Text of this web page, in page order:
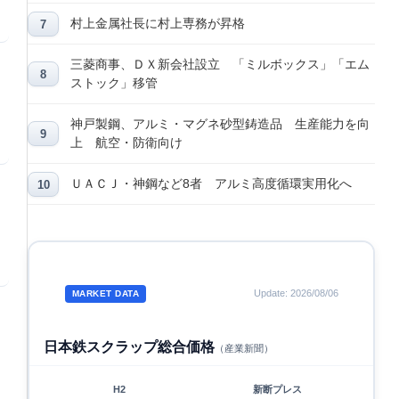
村上金属社長に村上専務が昇格
三菱商事、ＤＸ新会社設立 「ミルボックス」「エム
ストック」移管
神戸製鋼、アルミ・マグネ砂型鋳造品 生産能力を向
上 航空・防衛向け
ＵＡＣＪ・神鋼など8者 アルミ高度循環実用化へ
MARKET DATA Update: 2026/08/06
日本鉄スクラップ総合価格（産業新聞）
H2 新断プレス